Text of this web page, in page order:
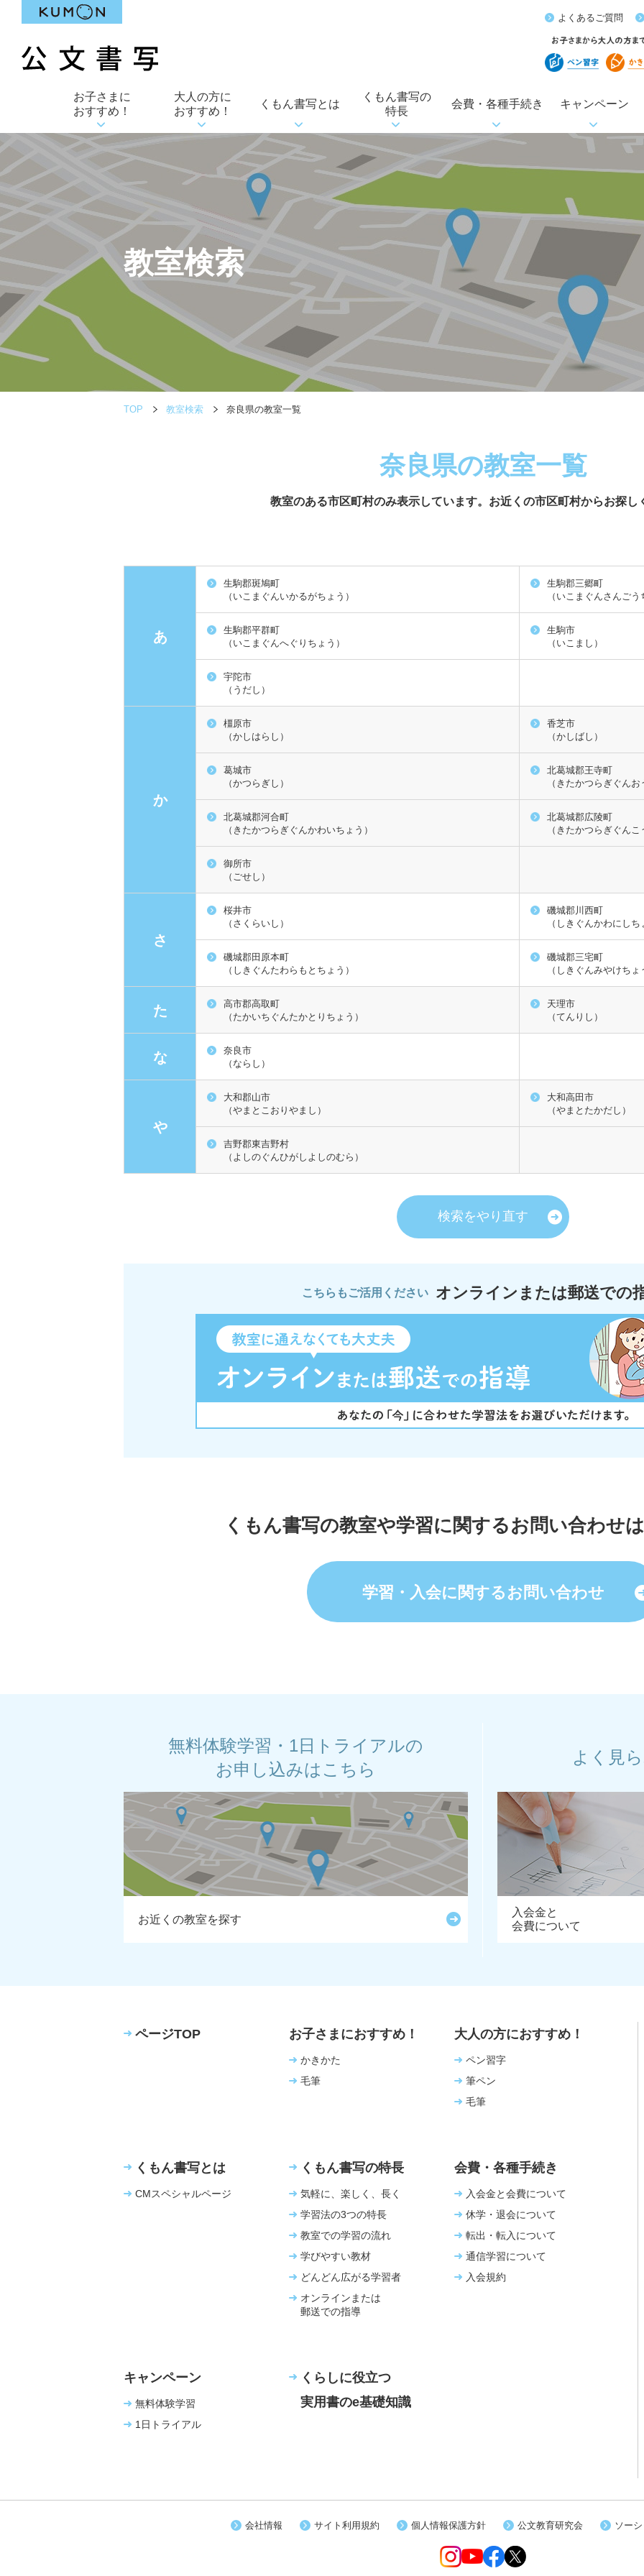
よくあるご質問
お子さまに
おすすめ！
大人の方に
おすすめ！
くもん書写とは
くもん書写の
特長
会費・各種手続き キャンペーン
教室検索
TOP 教室検索 奈良県の教室一覧
奈良県の教室一覧
教室のある市区町村のみ表示しています。 お近くの市区町村からお探し
あ
生駒郡斑鳩町
（いこまぐんいかるがちょう）
生駒郡三郷町
（いこまぐんさんご
生駒郡平群町
（いこまぐんへぐりちょう）
生駒市
（いこまし）
宇陀市
（うだし）
か
橿原市
（かしはらし）
香芝市
（かしばし）
葛城市
（かつらぎし）
北葛城郡王寺町
（きたかつらぎぐん
北葛城郡河合町
（きたかつらぎぐんかわいちょう）
北葛城郡広陵町
（きたかつらぎぐん
御所市
（ごせし）
さ
桜井市
（さくらいし）
磯城郡川西町
（しきぐんかわにしち
磯城郡田原本町
（しきぐんたわらもとちょう）
磯城郡三宅町
（しきぐんみやけちょ
た
高市郡高取町
（たかいちぐんたかとりちょう）
天理市
（てんりし）
な
奈良市
（ならし）
や
大和郡山市
（やまとこおりやまし）
大和高田市
（やまとたかだし）
吉野郡東吉野村
（よしのぐんひがしよしのむら）
検索をやり直す
こちらもご活用ください オンラインまたは郵送での
くもん書写の教室や学習に関するお問い合わせ
学習・入会に関するお問い合わせ
無料体験学習・1日トライアルの
お申し込みはこちら
お近くの教室を探す
よく見
入会金と
会費について
ページTOP お子さまにおすすめ！
かきかた
毛筆
大人の方におすすめ！
ペン習字
筆ペン
毛筆
くもん書写とは
CMスペシャルページ
くもん書写の特長
気軽に、楽しく、長く
学習法の3つの特長
教室での学習の流れ
学びやすい教材
どんどん広がる学習者
オンラインまたは
郵送での指導
会費・各種手続き
入会金と会費について
休学・退会について
転出・転入について
通信学習について
入会規約
キャンペーン
無料体験学習
1日トライアル
くらしに役立つ
実用書のe基礎知識
会社情報 サイト利用規約 個人情報保護方針 公文教育研究会 ソー